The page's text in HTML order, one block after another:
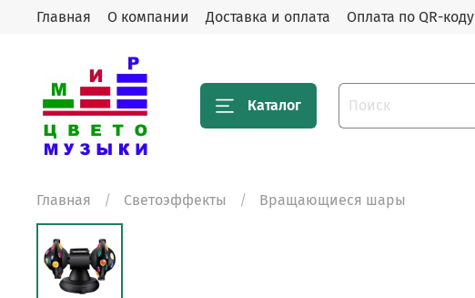
Главная О компании Доставка и оплата Оплата по QR-коду
Каталог
Главная Светоэффекты Вращающиеся шары